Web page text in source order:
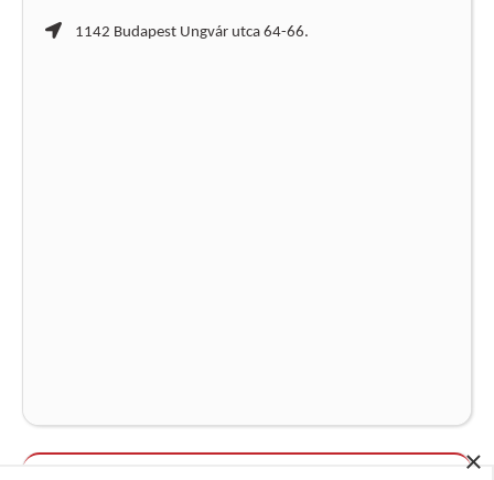
×
1142 Budapest Ungvár utca 64-66.